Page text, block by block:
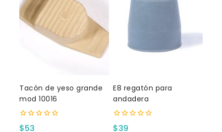
Tacón de yeso grande
mod 10016
0
$53
E8 regatón para
andadera
0
$39